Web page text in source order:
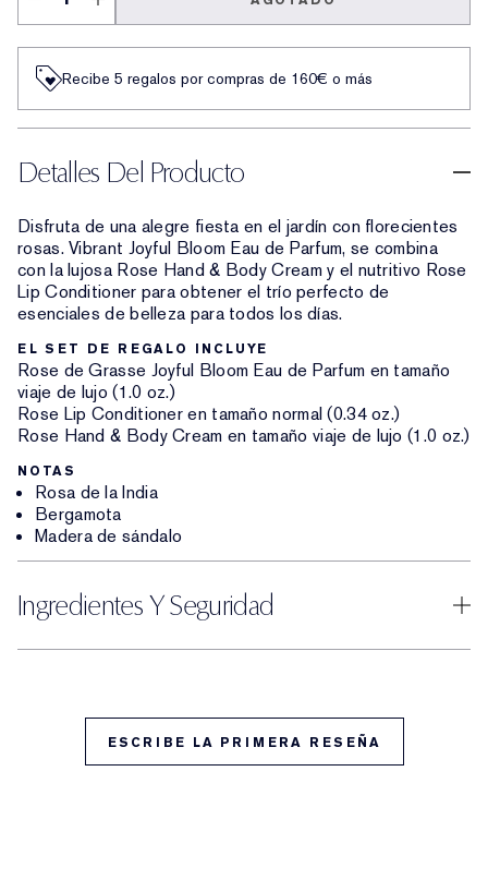
Recibe 5 regalos por compras de 160€ o más
Detalles Del Producto
Disfruta de una alegre fiesta en el jardín con florecientes
rosas. Vibrant Joyful Bloom Eau de Parfum, se combina
con la lujosa Rose Hand & Body Cream y el nutritivo Rose
Lip Conditioner para obtener el trío perfecto de
esenciales de belleza para todos los días.
EL SET DE REGALO INCLUYE
Rose de Grasse Joyful Bloom Eau de Parfum en tamaño
viaje de lujo (1.0 oz.)
Rose Lip Conditioner en tamaño normal (0.34 oz.)
Rose Hand & Body Cream en tamaño viaje de lujo (1.0 oz.)
NOTAS
Rosa de la India
Bergamota
Madera de sándalo
Ingredientes Y Seguridad
ESCRIBE LA PRIMERA RESEÑA